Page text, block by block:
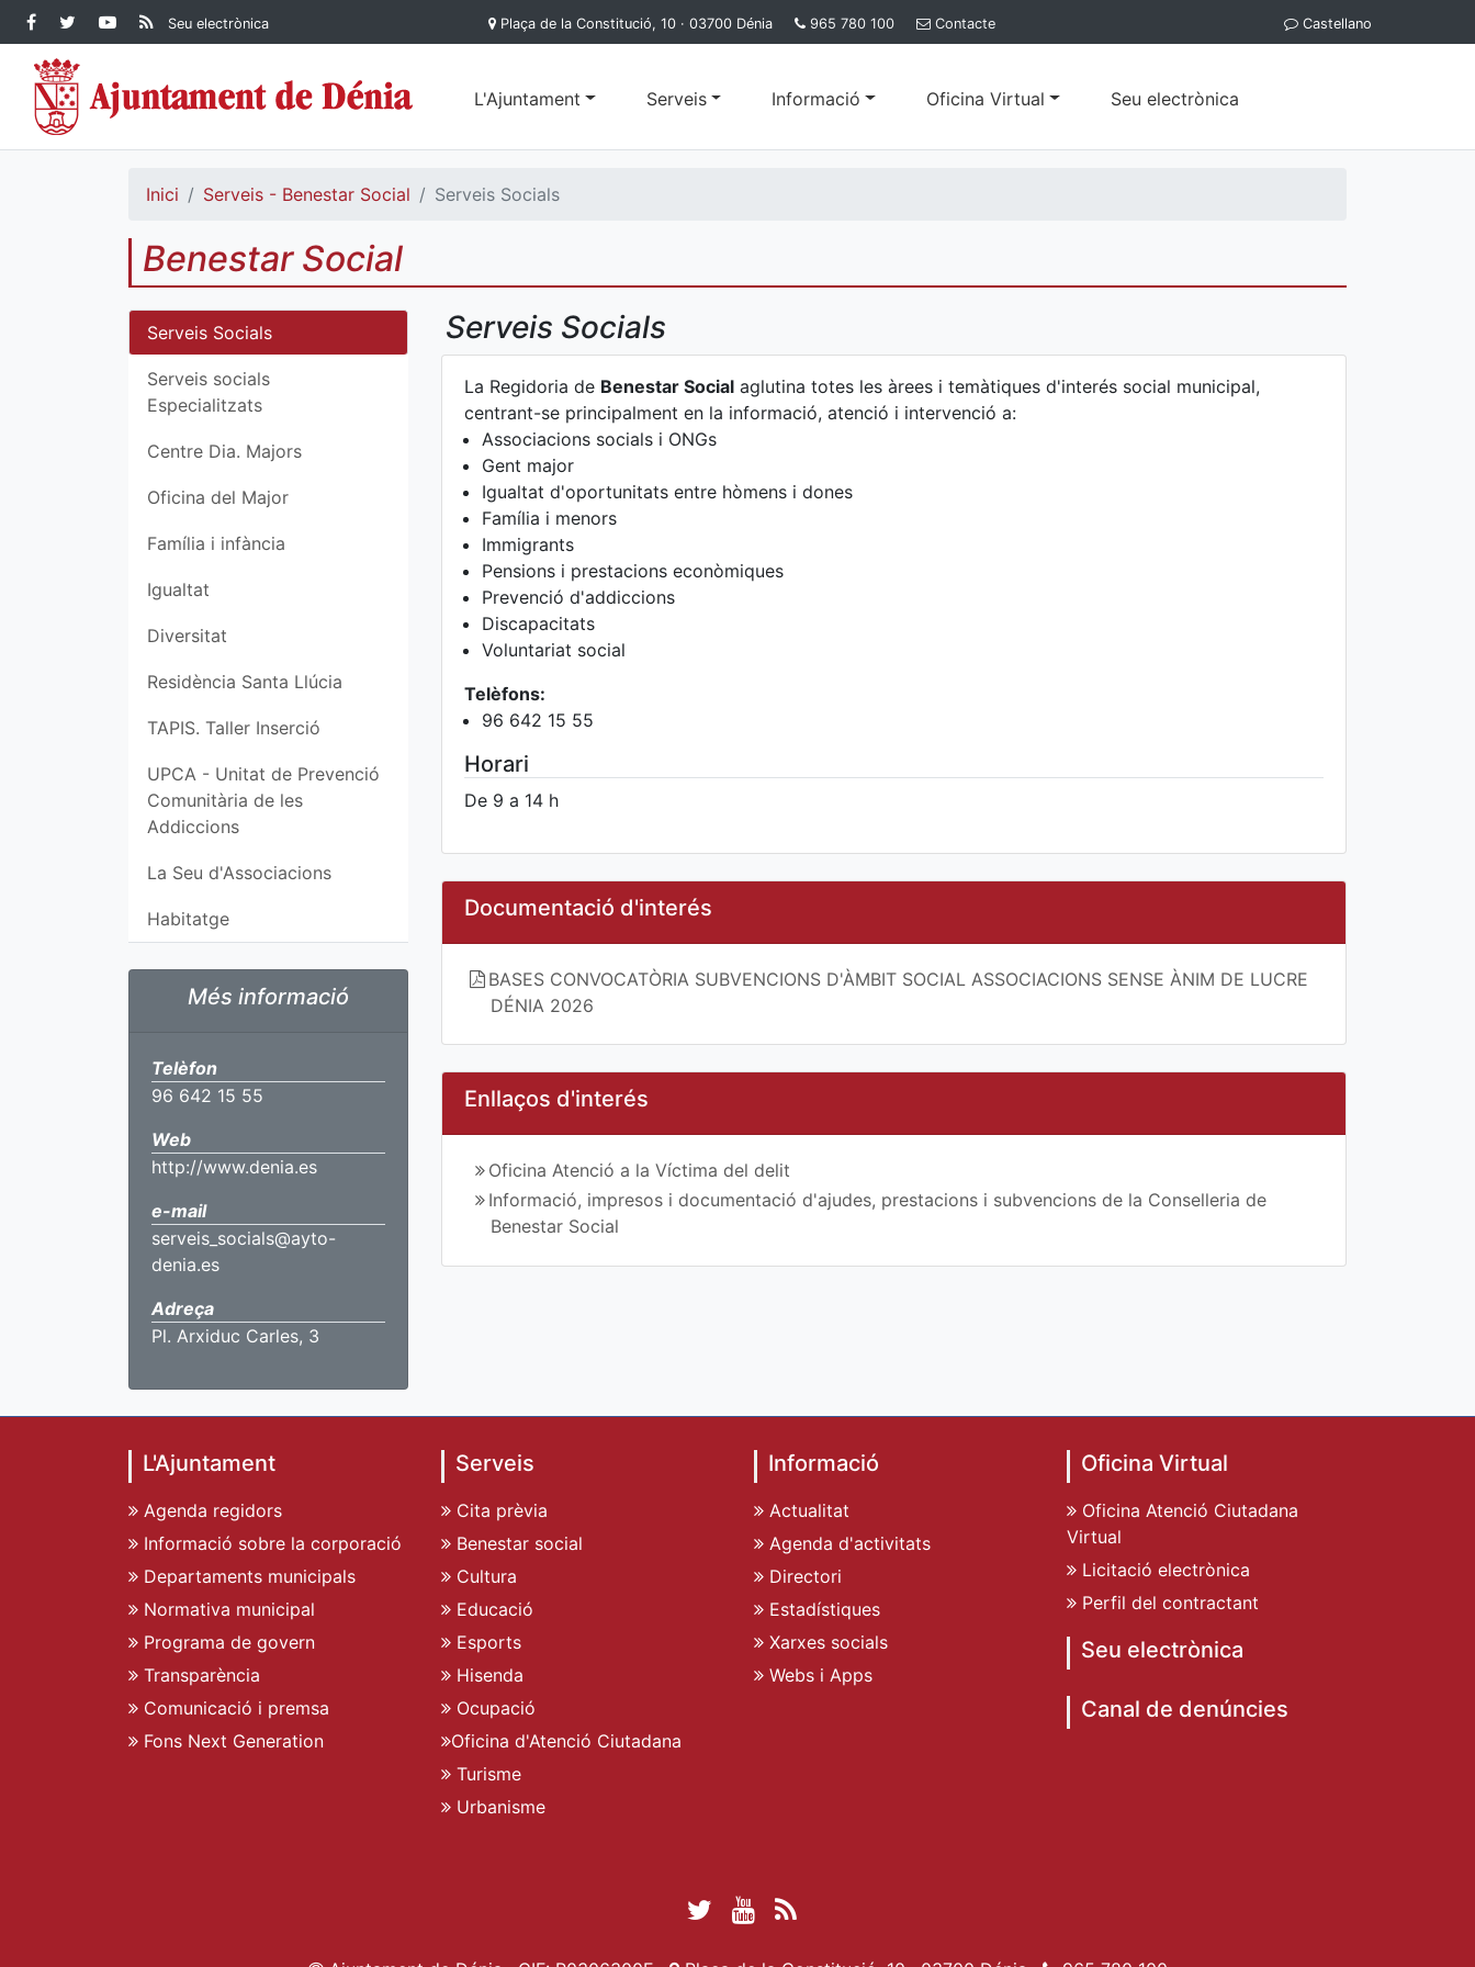
Contingut principal
Facebook Ajuntament de
Dénia
Twitter Ajuntament de
Dénia
YouTube Ajuntament
de Dénia
RSS Actualitat
Ajuntament de
Seu electrònica Plaça de la Constitució, 10 · 03700 Dénia 965 780 100 Contacte Castellano
L'Ajuntament Serveis Informació Oficina Virtual Seu electrònica
Inici Serveis - Benestar Social Serveis Socials
Benestar Social
Serveis Socials
Serveis socials
Especialitzats
Centre Dia. Majors
Oficina del Major
Família i infància
Igualtat
Diversitat
Residència Santa Llúcia
TAPIS. Taller Inserció
UPCA - Unitat de Prevenció
Comunitària de les
Addiccions
La Seu d'Associacions
Habitatge
Més informació
Telèfon
96 642 15 55
Web
http://www.denia.es
e-mail
serveis_socials@ayto-
denia.es
Adreça
Pl. Arxiduc Carles, 3
Serveis Socials
La Regidoria de Benestar Social aglutina totes les àrees i temàtiques d'interés social municipal,
centrant-se principalment en la informació, atenció i intervenció a:
Associacions socials i ONGs
Gent major
Igualtat d'oportunitats entre hòmens i dones
Família i menors
Immigrants
Pensions i prestacions econòmiques
Prevenció d'addiccions
Discapacitats
Voluntariat social
Telèfons:
96 642 15 55
Horari
De 9 a 14 h
Documentació d'interés
BASES CONVOCATÒRIA SUBVENCIONS D'ÀMBIT SOCIAL ASSOCIACIONS SENSE ÀNIM DE LUCRE
DÉNIA 2026
Enllaços d'interés
Oficina Atenció a la Víctima del delit
Informació, impresos i documentació d'ajudes, prestacions i subvencions de la Conselleria de
Benestar Social
L'Ajuntament
Agenda regidors
Informació sobre la corporació
Departaments municipals
Normativa municipal
Programa de govern
Transparència
Comunicació i premsa
Fons Next Generation
Serveis
Cita prèvia
Benestar social
Cultura
Educació
Esports
Hisenda
Ocupació
Oficina d'Atenció Ciutadana
Turisme
Urbanisme
Informació
Actualitat
Agenda d'activitats
Directori
Estadístiques
Xarxes socials
Webs i Apps
Oficina Virtual
Oficina Atenció Ciutadana
Virtual
Licitació electrònica
Perfil del contractant
Seu electrònica
Canal de denúncies
Twitter Ajuntament de Dénia
YouTube Ajuntament de Dénia